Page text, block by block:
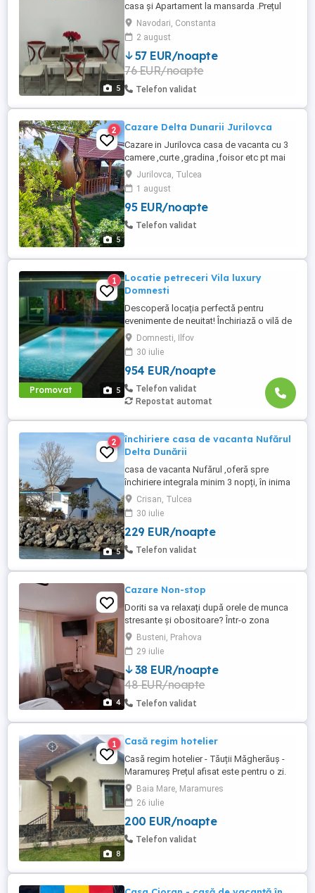
5
casa și Apartament la mansarda .Prețul
este de 300-400 lei pe noapte .Pentru
detalii va rog. să mă contactați la Nr de tel
din anunț.
Navodari, Constanta
2 august
57 EUR/noapte
76 EUR/noapte
Telefon validat
5
2 Cazare Delta Dunarii Jurilovca
Cazare in Jurilovca casa de vacanta cu 3
camere ,curte ,gradina ,foisor etc pt mai
multe detalii contact whats up sau sms
Casa se inchiriaza integral
Jurilovca, Tulcea
1 august
95 EUR/noapte
Telefon validat
Promovat 5
1
Locatie petreceri Vila luxury
Domnesti
Descoperă locația perfectă pentru
evenimente de neuitat! Închiriază o vilă de
lux special amenajată pentru petreceri
private, aniversări, botezuri, evenimente
corporate sau escapade cu prietenii.
Situată într-o zonă liniștită, dar ușor
accesibilă, casa dispune de: Spațiu
generos, modern mobilat Sistem ...
Domnesti, Ilfov
30 iulie
954 EUR/noapte
Telefon validat
Repostat automat
5
2
închiriere casa de vacanta Nufărul
Delta Dunării
casa de vacanta Nufărul ,oferă spre
închiriere integrala minim 3 nopți, în inima
deltei Dunării Crișan , cu facilități multiple,
3 dormitoare, 1 living 2 bai,,terasa
,bucătărie, piscina ,grătar, sauna, 2
pontoane private( cu posibiltate pt
pescuit) ,apă potabila gratuit ,surpriza de
Crisan, Tulcea
30 iulie
229 EUR/noapte
Telefon validat
4
Cazare Non-stop
Doriti sa va relaxați după orele de munca
stresante și obositoare? Într-o zona
centrala dar liniștită va punem la
dispoziție o locație cu 3 camere cu bai
proprii și 2 camere cu baia comuna cu
toate utilitățile și un bar-living cu bucătărie
complet utilata, curte,loc de servit cafeaua
dimineața, ...
Busteni, Prahova
29 iulie
38 EUR/noapte
48 EUR/noapte
Telefon validat
8
1 Casă regim hotelier
Casă regim hotelier - Tăuții Măgherăuș -
Maramureș Prețul afisat este pentru o zi.
La mai multe zile se negociază.
Baia Mare, Maramures
26 iulie
200 EUR/noapte
Telefon validat